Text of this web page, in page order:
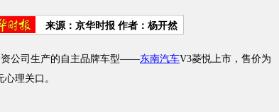
来源：京华时报 作者：杨开然
公司生产的自主品牌车型——东南汽车V3菱悦上市，售价为
理关口。